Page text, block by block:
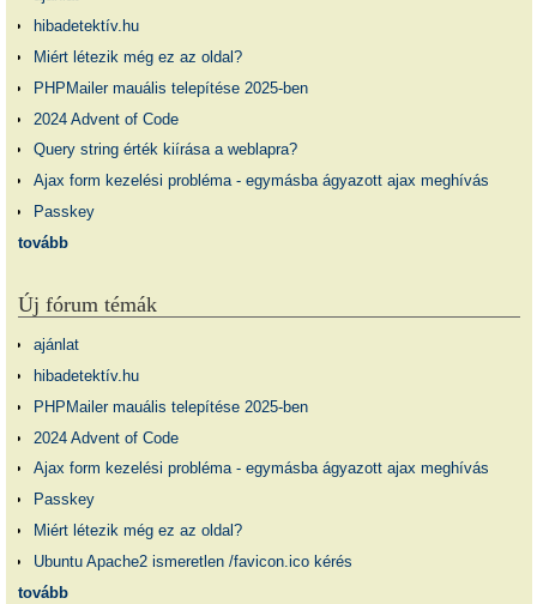
hibadetektív.hu
Miért létezik még ez az oldal?
PHPMailer mauális telepítése 2025-ben
2024 Advent of Code
Query string érték kiírása a weblapra?
Ajax form kezelési probléma - egymásba ágyazott ajax meghívás
Passkey
tovább
Új fórum témák
ajánlat
hibadetektív.hu
PHPMailer mauális telepítése 2025-ben
2024 Advent of Code
Ajax form kezelési probléma - egymásba ágyazott ajax meghívás
Passkey
Miért létezik még ez az oldal?
Ubuntu Apache2 ismeretlen /favicon.ico kérés
tovább